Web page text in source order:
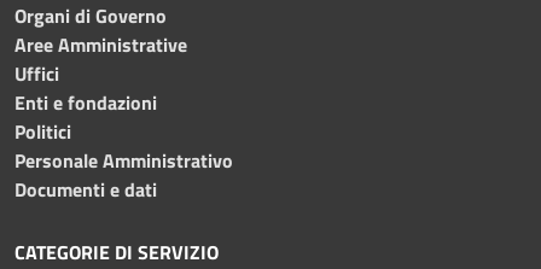
Organi di Governo
Aree Amministrative
Uffici
Enti e fondazioni
Politici
Personale Amministrativo
Documenti e dati
CATEGORIE DI SERVIZIO